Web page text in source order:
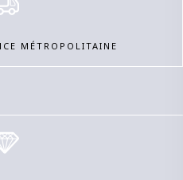
MÉTROPOLITAINE